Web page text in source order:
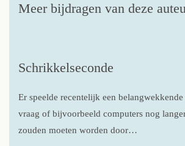
Meer bijdragen van deze
Schrikkelseconde
Er speelde recentelijk een
vraag of bijvoorbeeld computers nog
zouden moeten worden door…